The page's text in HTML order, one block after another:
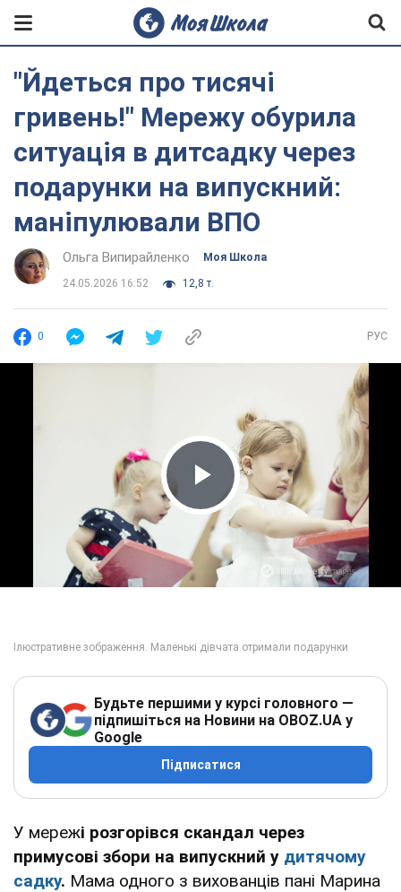
"Йдеться про тисячі
гривень!" Мережу обурила
ситуація в дитсадку через
подарунки на випускний:
маніпулювали ВПО
Ольга Випирайленко Моя Школа
24.05.2026 16:52 12,8 т.
0 РУС
Play Video
Будьте першими у курсі головного —
підпишіться на Новини на OBOZ.UA у
Google
Підписатися
У мережі розгорівся скандал через
примусові збори на випускний у дитячому
садку. Мама одного з вихованців пані Марина